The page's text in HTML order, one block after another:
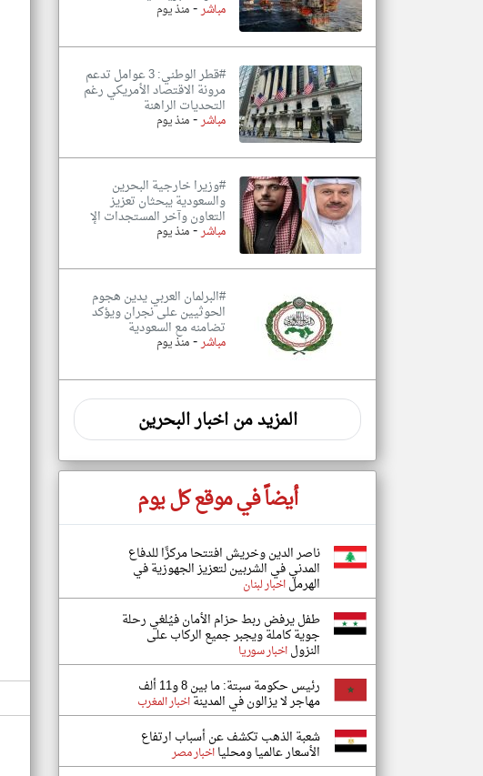
مباشر-منذ يوم
#قطر الوطني: 3 عوامل تدعم
مرونة الاقتصاد الأمريكي رغم
التحديات الراهنة
مباشر-منذ يوم
#وزيرا خارجية البحرين
والسعودية يبحثان تعزيز
التعاون وآخر المستجدات الإ
مباشر-منذ يوم
#البرلمان العربي يدين هجوم
الحوثيين على نجران ويؤكد
تضامنه مع السعودية
مباشر-منذ يوم
المزيد من اخبار البحرين
أيضاً في موقع كل يوم
ناصر الدين وخريش افتتحا مركزًا للدفاع
المدني في الشربين لتعزيز الجهوزية في
الهرملاخبار لبنان
طفل يرفض ربط حزام الأمان فيُلغي رحلة
جوية كاملة ويجبر جميع الركاب على
النزولاخبار سوريا
رئيس حكومة سبتة: ما بين 8 و11 ألف
مهاجر لا يزالون في المدينةاخبار المغرب
شعبة الذهب تكشف عن أسباب ارتفاع
الأسعار عالميا ومحليااخبار مصر